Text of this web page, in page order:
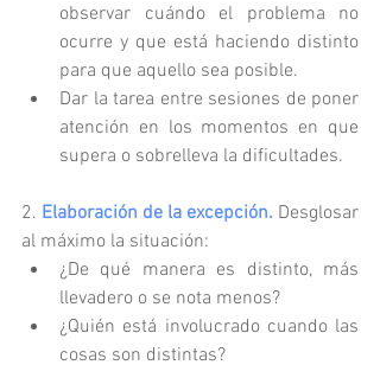
observar cuándo el problema no
ocurre y que está haciendo distinto
para que aquello sea posible.
Dar la tarea entre sesiones de poner
atención en los momentos en que
supera o sobrelleva la dificultades.
2. Elaboración de la excepción. Desglosar
al máximo la situación:
¿De qué manera es distinto, más
llevadero o se nota menos?
¿Quién está involucrado cuando las
cosas son distintas?